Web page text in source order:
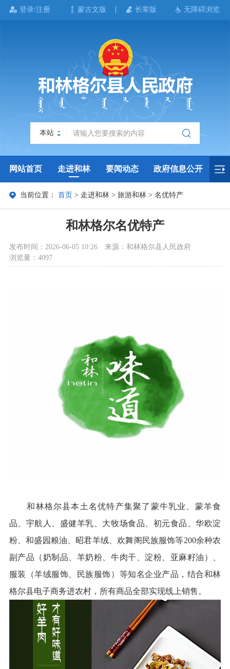
登录/注册 蒙古文版 长辈版 无障碍浏览
本站
网站首页 走进和林 要闻动态 政府信息公开
政务服务 政民互动 政府数据 专题专栏
当前位置：首页 > 走进和林 >旅游和林 >名优特产
和林格尔名优特产
发布时间：2026-06-05 10:26
来源：和林格尔县人民政府
浏览量：4097
和林格尔县本土名优特产集聚了蒙牛乳业、蒙羊食
品、宇航人、盛健羊乳、大牧场食品、初元食品、华欧淀
粉、和盛园粮油、昭君羊绒、欢舞阁民族服饰等200余种农
副产品（奶制品、羊奶粉、牛肉干、淀粉、亚麻籽油）、
服装（羊绒服饰、民族服饰）等知名企业产品，结合和林
格尔县电子商务进农村，所有商品全部实现线上销售。